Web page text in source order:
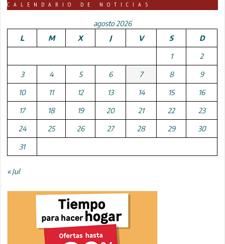
CALENDARIO DE NOTICIAS
agosto 2026
L
M X J V S D
1 2
3 4 5 6 7 8 9
10 11 12 13 14 15 16
17 18 19 20 21 22 23
24 25 26 27 28 29 30
31
« Jul